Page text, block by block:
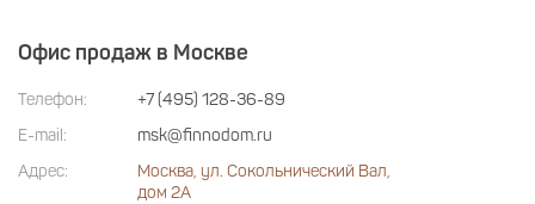
Офис продаж в Москве
Телефон:
+7 (495) 128-36-89
E-mail:
msk@finnodom.ru
Адрес:
Москва, ул. Сокольнический Вал,
дом 2А